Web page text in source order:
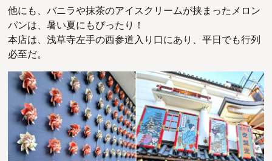
他にも、バニラや抹茶のアイスクリームが挟まったメロン
パンは、暑い夏にもぴったり！
本店は、浅草寺左手の西参道入り口にあり、平日でも行列
必至だ。